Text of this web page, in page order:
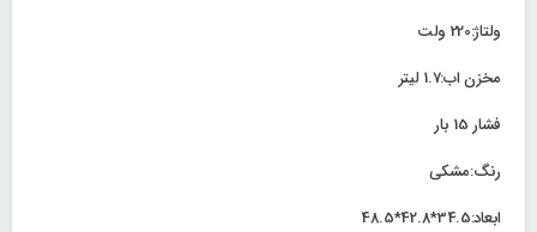
ولتاژ:220 ولت
مخزن اب:1.7 لیتر
فشار 15 بار
رنگ:مشکی
ابعاد:34.5*42.8*48.5